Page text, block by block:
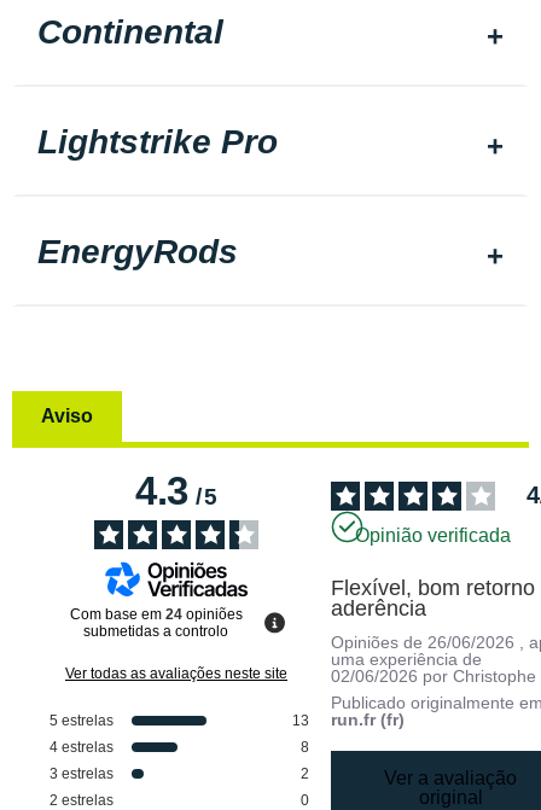
Continental
Lightstrike Pro
EnergyRods
Aviso
4.3/5
Com base em 24 opiniões
submetidas a controlo
Ver todas as avaliações neste site
5 estrelas
13
4 estrelas
8
3 estrelas
2
2 estrelas
0
4
Opinião verificada
Flexível, bom retorno
aderência
Opiniões de 26/06/2026
,
uma experiência de
02/06/2026 porChristophe
Publicado originalmente
run.fr (fr)
Ver a avaliação
original